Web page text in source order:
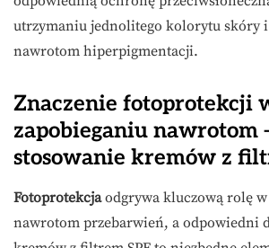
utrzymaniu jednolitego kolorytu skóry i
nawrotom hiperpigmentacji.
Znaczenie fotoprotekcji
zapobieganiu nawrotom
stosowanie kremów z
Fotoprotekcjaodgrywa kluczową rolę
nawrotom przebarwień, a odpowiedni